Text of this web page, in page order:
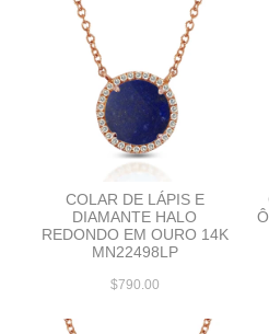
COLAR DE LÁPIS E
DIAMANTE HALO
REDONDO EM OURO 14K
MN22498LP
$790.00